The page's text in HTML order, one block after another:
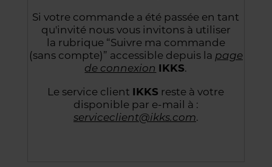
Si votre commande a été passée en tant
qu'invité nous vous invitons à utiliser
la rubrique “Suivre ma commande
(sans compte)” accessible depuis la page
de connexion IKKS.
Le service client IKKS reste à votre
disponible par e-mail à :
serviceclient@ikks.com.